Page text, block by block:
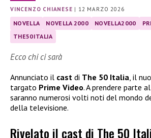
VINCENZO CHIANESE | 12 MARZO 2026
NOVELLA NOVELLA 2000 NOVELLA2000
THE50ITALIA
Ecco chi ci sarà
Annunciato il cast di The 50 Italia , il
targato Prime Video. A prendere parte
saranno numerosi volti noti del mondo
della televisione.
Rivelato il cast di The 50